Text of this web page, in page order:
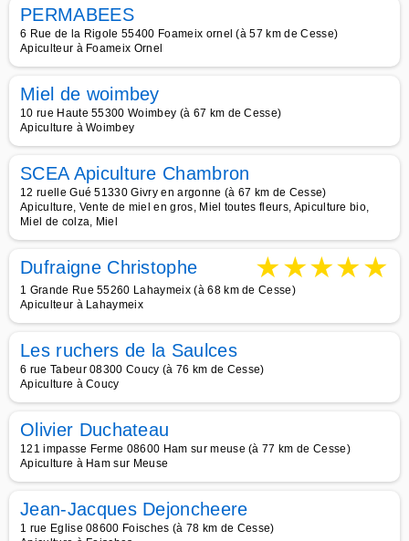
PERMABEES
6 Rue de la Rigole 55400 Foameix ornel (à 57 km de Cesse)
Apiculteur à Foameix Ornel
Miel de woimbey
10 rue Haute 55300 Woimbey (à 67 km de Cesse)
Apiculture à Woimbey
SCEA Apiculture Chambron
12 ruelle Gué 51330 Givry en argonne (à 67 km de Cesse)
Apiculture, Vente de miel en gros, Miel toutes fleurs, Apiculture bio,
Miel de colza, Miel
Dufraigne Christophe ★★★★★
1 Grande Rue 55260 Lahaymeix (à 68 km de Cesse)
Apiculteur à Lahaymeix
Les ruchers de la Saulces
6 rue Tabeur 08300 Coucy (à 76 km de Cesse)
Apiculture à Coucy
Olivier Duchateau
121 impasse Ferme 08600 Ham sur meuse (à 77 km de Cesse)
Apiculture à Ham sur Meuse
Jean-Jacques Dejoncheere
1 rue Eglise 08600 Foisches (à 78 km de Cesse)